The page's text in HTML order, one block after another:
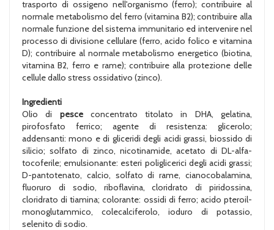
trasporto di ossigeno nell'organismo (ferro); contribuire al
normale metabolismo del ferro (vitamina B2); contribuire alla
normale funzione del sistema immunitario ed intervenire nel
processo di divisione cellulare (ferro, acido folico e vitamina
D); contribuire al normale metabolismo energetico (biotina,
vitamina B2, ferro e rame); contribuire alla protezione delle
cellule dallo stress ossidativo (zinco).
Ingredienti
Olio di pesceconcentrato titolato in DHA, gelatina,
pirofosfato ferrico; agente di resistenza: glicerolo;
addensanti: mono e di gliceridi degli acidi grassi, biossido di
silicio; solfato di zinco, nicotinamide, acetato di DL-alfa-
tocoferile; emulsionante: esteri poliglicerici degli acidi grassi;
D-pantotenato, calcio, solfato di rame, cianocobalamina,
fluoruro di sodio, riboflavina, cloridrato di piridossina,
cloridrato di tiamina; colorante: ossidi di ferro; acido pteroil-
monoglutammico, colecalciferolo, ioduro di potassio,
selenito di sodio.